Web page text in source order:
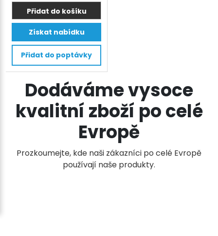
až
42 €
Přidat do košíku
Tento
produkt
má
více
variant.
Možnosti
vybrat
na
Získat nabídku
Přidat do poptávky
Dodáváme vysoce
kvalitní zboží po celé
Evropě
Prozkoumejte, kde naši zákazníci po celé Evropě
používají naše produkty.